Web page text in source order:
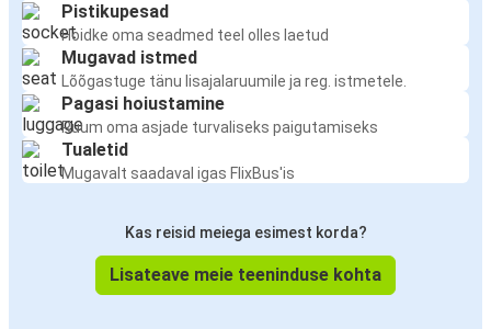
Pistikupesad
Hoidke oma seadmed teel olles laetud
Mugavad istmed
Lõõgastuge tänu lisajalaruumile ja reg. istmetele.
Pagasi hoiustamine
Ruum oma asjade turvaliseks paigutamiseks
Tualetid
Mugavalt saadaval igas FlixBus'is
Kas reisid meiega esimest korda?
Lisateave meie teeninduse kohta